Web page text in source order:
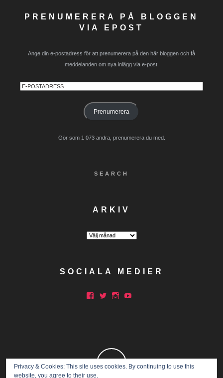
PRENUMERERA PÅ BLOGGEN
VIA EPOST
Ange din e-postadress för att prenumerera på den här bloggen och få
meddelanden om nya inlägg via e-post.
E-
Prenumerera
Gör som 1 073 andra, prenumerera du med.
SEARCH
ARKIV
Arkiv
SOCIALA MEDIER
Facebook
Twitter
Instagram
Privacy & Cookies: This site uses cookies. By continuing to use this
website, you agree to their use.